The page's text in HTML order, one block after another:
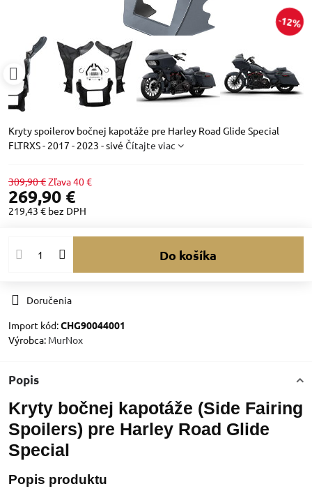
12%
Kryty spoilerov bočnej kapotáže pre Harley Road Glide Special
FLTRXS - 2017 - 2023 - sivé Čítajte viac
309,90 €Zľava40 €
269,90 €
219,43 € bez DPH
Do košíka
Doručenia
Import kód:CHG90044001
Výrobca: MurNox
Popis
Kryty bočnej kapotáže (Side Fairing
Spoilers) pre Harley Road Glide
Special
Popis produktu